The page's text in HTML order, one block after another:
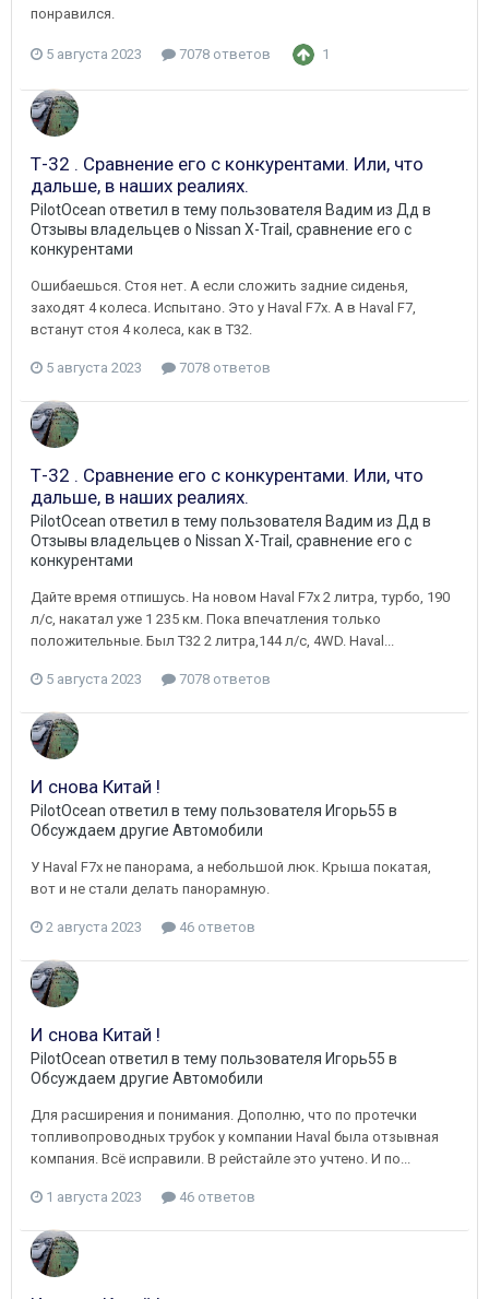
понравился.
5 августа 2023 7078 ответов 1
Т-32 . Сравнение его с конкурентами. Или, что
дальше, в наших реалиях.
PilotOcean ответил в тему пользователя Вадим из Дд в
Отзывы владельцев о Nissan X-Trail, сравнение его с
конкурентами
Ошибаешься. Стоя нет. А если сложить задние сиденья,
заходят 4 колеса. Испытано. Это у Haval F7x. А в Haval F7,
встанут стоя 4 колеса, как в Т32.
5 августа 2023 7078 ответов
Т-32 . Сравнение его с конкурентами. Или, что
дальше, в наших реалиях.
PilotOcean ответил в тему пользователя Вадим из Дд в
Отзывы владельцев о Nissan X-Trail, сравнение его с
конкурентами
Дайте время отпишусь. На новом Haval F7x 2 литра, турбо, 190
л/с, накатал уже 1 235 км. Пока впечатления только
положительные. Был Т32 2 литра,144 л/с, 4WD. Haval...
5 августа 2023 7078 ответов
И снова Китай !
PilotOcean ответил в тему пользователя Игорь55 в
Обсуждаем другие Автомобили
У Haval F7x не панорама, а небольшой люк. Крыша покатая,
вот и не стали делать панорамную.
2 августа 2023 46 ответов
И снова Китай !
PilotOcean ответил в тему пользователя Игорь55 в
Обсуждаем другие Автомобили
Для расширения и понимания. Дополню, что по протечки
топливопроводных трубок у компании Haval была отзывная
компания. Всё исправили. В рейстайле это учтено. И по...
1 августа 2023 46 ответов